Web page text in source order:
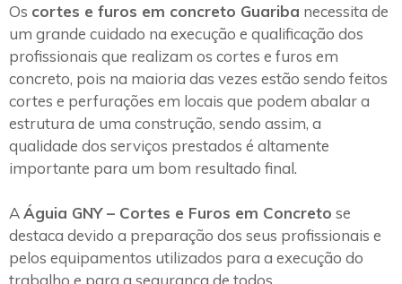
Os cortes e furos em concreto Guariba necessita de
um grande cuidado na execução e qualificação dos
profissionais que realizam os cortes e furos em
concreto, pois na maioria das vezes estão sendo feitos
cortes e perfurações em locais que podem abalar a
estrutura de uma construção, sendo assim, a
qualidade dos serviços prestados é altamente
importante para um bom resultado final.
AÁguia GNY – Cortes e Furos em Concreto se
destaca devido a preparação dos seus profissionais e
pelos equipamentos utilizados para a execução do
trabalho e para a segurança de todos.